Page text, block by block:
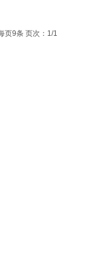
页9条 页次：1/1